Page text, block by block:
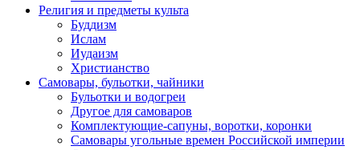
Религия и предметы культа
Буддизм
Ислам
Иудаизм
Христианство
Самовары, бульотки, чайники
Бульотки и водогреи
Другое для самоваров
Комплектующие-сапуны, воротки, коронки
Самовары угольные времен Российской империи